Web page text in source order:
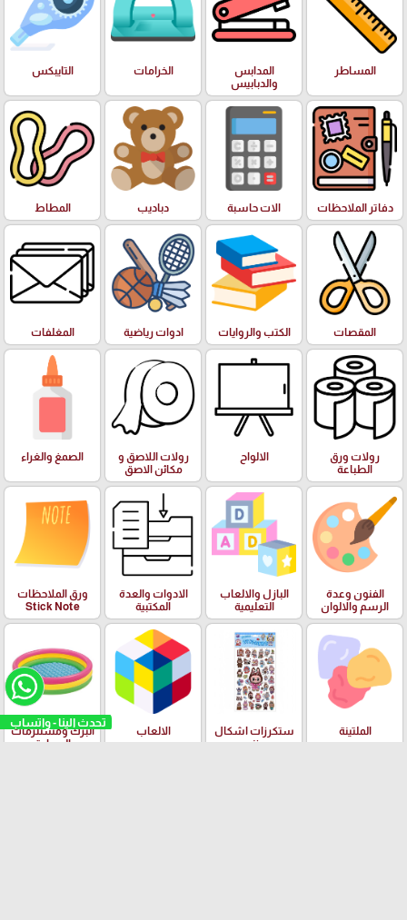
تحدث الينا - واتساب
المساطر
المدابس
والدبابيس
الخرامات التايبكس
دفاتر الملاحظات الات حاسبة دباديب المطاط
المقصات الكتب والروايات ادوات رياضية المغلفات
رولات ورق
الطباعة
الالواح
رولات اللاصق و
مكائن الاصق
الصمغ والغراء
الفنون وعدة
الرسم والالوان
البازل والالعاب
التعليمية
الادوات والعدة
المكتبية
ورق الملاحظات
Stick Note
الملتينة
ستكرزات اشكال
دزني
الالعاب
البرك ومستلزمات
السباحة